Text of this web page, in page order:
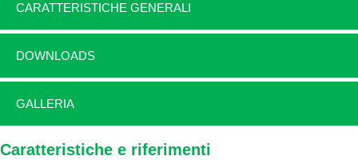
CARATTERISTICHE GENERALI
DOWNLOADS
GALLERIA
Caratteristiche e riferimenti